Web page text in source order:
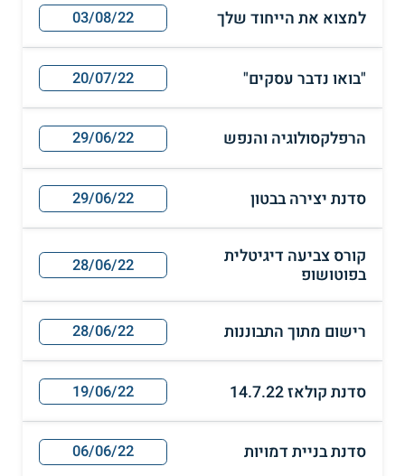
למצוא את הייחוד שלך 03/08/22
"בואו נדבר עסקים" 20/07/22
הרפלקסולוגיה והנפש 29/06/22
סדנת יצירה בבטון 29/06/22
קורס צביעה דיגיטלית
בפוטושופ
28/06/22
רישום מתוך התבוננות 28/06/22
סדנת קולאז 14.7.22 19/06/22
סדנת בניית דמויות 06/06/22